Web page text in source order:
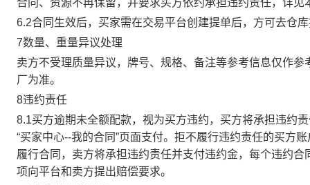
合同、资源不再保留，并要求买方依约承担违约责任，详见
6.2合同生效后，买家需在交易平台创建提单后，方可去仓
7数量、重量异议处理
卖方不受理质量异议，牌号、规格、备注等参考信息仅作
厂为准。
8违约责任
8.1买方逾期未全额配款，视为买方违约，买方将承担违约
“买家中心--我的合同”页面支付。拒不履行违约责任的买方
履行合同，卖方将承担违约责任并支付违约金，每个违约
项向平台和卖方提出赔偿要求。